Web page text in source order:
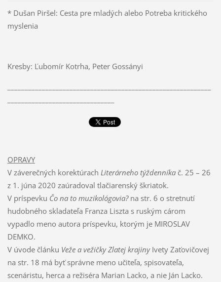
* Dušan Piršel: Cesta pre mladých alebo Potreba kritického
myslenia
Kresby: Ľubomír Kotrha, Peter Gossányi
OPRAVY
V záverečných korektúrach Literárneho týždenníkač. 25 – 26
z 1. júna 2020 zaúradoval tlačiarenský škriatok.
V príspevku Čo na to muzikológovia?na str. 6 o stretnutí
hudobného skladateľa Franza Liszta s ruským cárom
vypadlo meno autora príspevku, ktorým je MIROSLAV
DEMKO.
V úvode článku Veže a vežičky Zlatej krajinyIvety Zaťovičovej
na str. 18 má byť správne meno učiteľa, spisovateľa,
scenáristu, herca a režiséra Marian Lacko, a nie Ján Lacko.